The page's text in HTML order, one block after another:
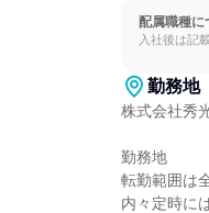
配属職種に
入社後は記
勤務地
株式会社秀
勤務地
転勤範囲は
内々定時に